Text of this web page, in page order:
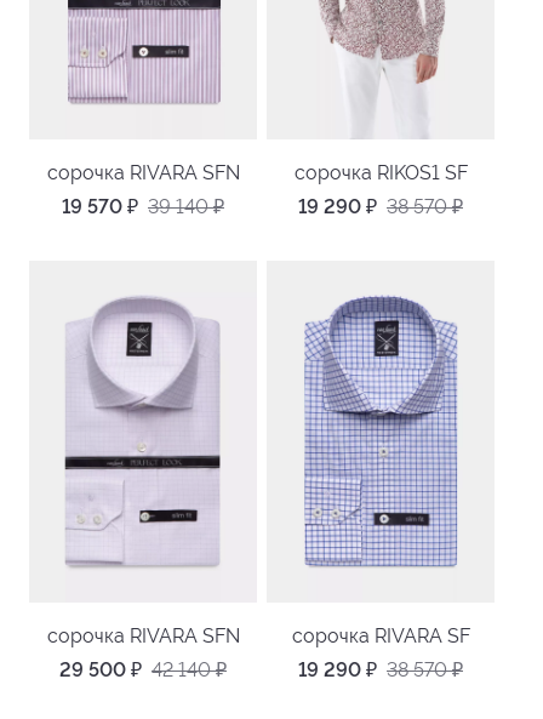
сорочка RIVARA SFN
19 570 ₽ 39 140₽
сорочка RIKOS1 SF
19 290 ₽ 38 570₽
сорочка RIVARA SFN
29 500 ₽ 42 140₽
сорочка RIVARA SF
19 290 ₽ 38 570₽